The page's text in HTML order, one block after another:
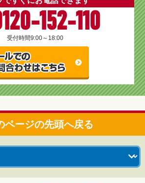
152-110
受付時間9:00～18:00
ページの先頭へ戻る